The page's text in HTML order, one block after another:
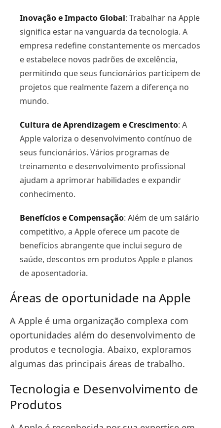
Inovação e Impacto Global: Trabalhar na Apple
significa estar na vanguarda da tecnologia. A
empresa redefine constantemente os mercados
e estabelece novos padrões de excelência,
permitindo que seus funcionários participem de
projetos que realmente fazem a diferença no
mundo.
Cultura de Aprendizagem e Crescimento: A
Apple valoriza o desenvolvimento contínuo de
seus funcionários. Vários programas de
treinamento e desenvolvimento profissional
ajudam a aprimorar habilidades e expandir
conhecimento.
Benefícios e Compensação: Além de um salário
competitivo, a Apple oferece um pacote de
benefícios abrangente que inclui seguro de
saúde, descontos em produtos Apple e planos
de aposentadoria.
Áreas de oportunidade na Apple
A Apple é uma organização complexa com
oportunidades além do desenvolvimento de
produtos e tecnologia. Abaixo, exploramos
algumas das principais áreas de trabalho.
Tecnologia e Desenvolvimento de
Produtos